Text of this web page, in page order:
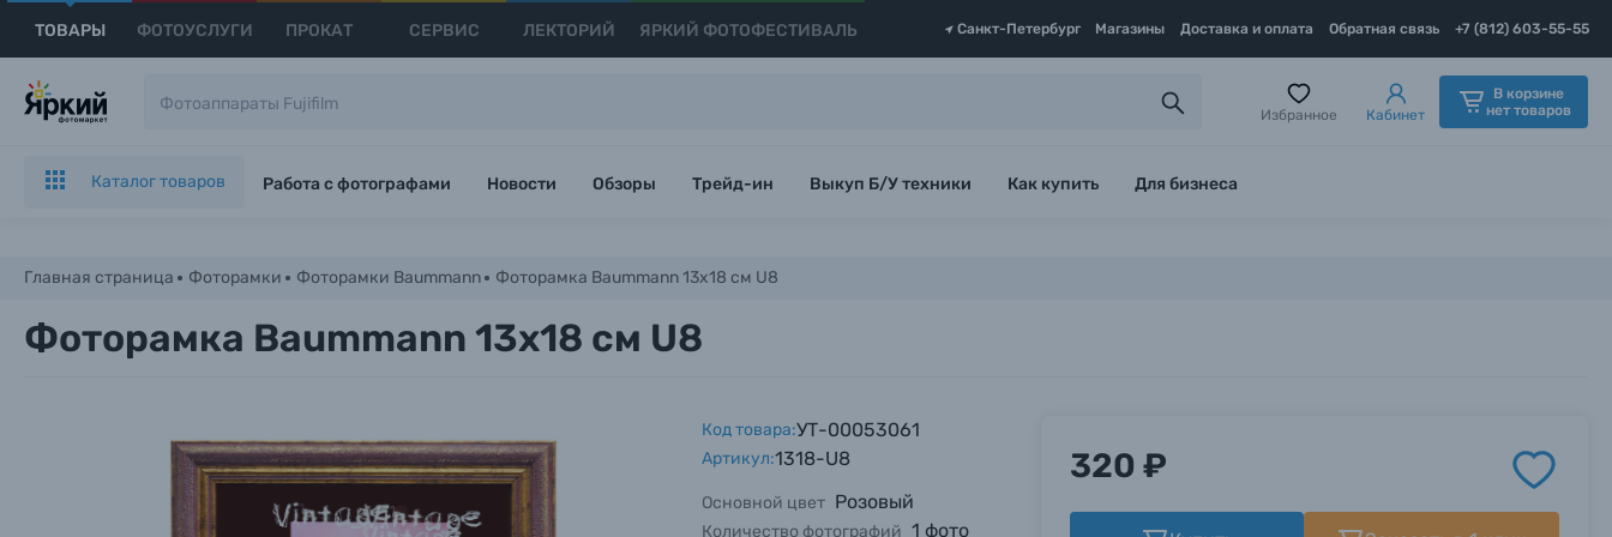
ТОВАРЫ ФОТОУСЛУГИ ПРОКАТ СЕРВИС ЛЕКТОРИЙ ЯРКИЙ ФОТОФЕСТИВАЛЬ Санкт-Петербург Магазины Доставка и оплата Обратная связь +7 (812) 603-55-55
Избранное Кабинет
В корзине
нет товаров
Каталог товаров Работа с фотографами Новости Обзоры Трейд-ин Выкуп Б/У техники Как купить Для бизнеса
Главная страница Фоторамки Фоторамки Baummann Фоторамка Baummann 13x18 см U8
Фоторамка Baummann 13x18 см U8
Код товара:УТ-00053061
Артикул:1318-U8
Основной цвет Розовый
Количество фотографий 1 фото
320 ₽